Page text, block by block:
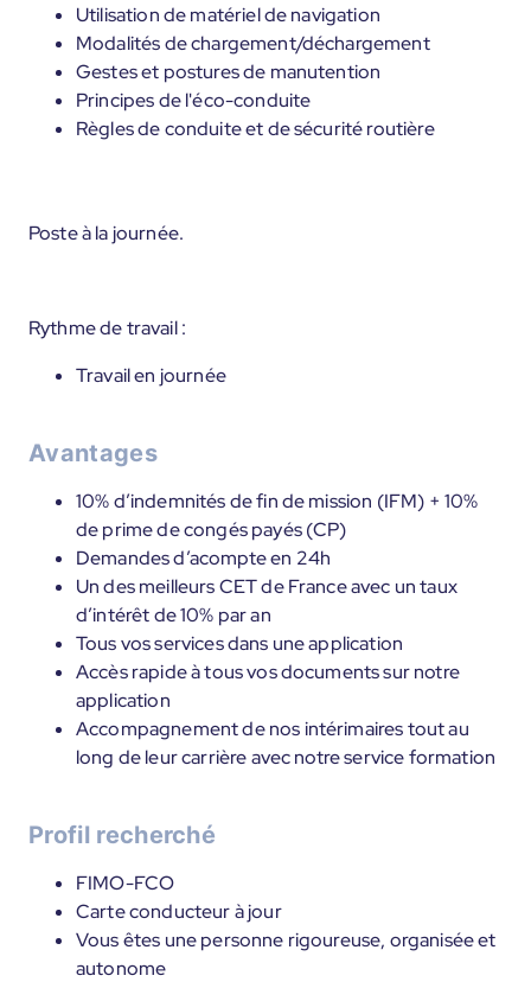
Utilisation de matériel de navigation
Modalités de chargement/déchargement
Gestes et postures de manutention
Principes de l'éco-conduite
Règles de conduite et de sécurité routière
Poste à la journée.
Rythme de travail :
Travail en journée
Avantages
10% d’indemnités de fin de mission (IFM) + 10%
de prime de congés payés (CP)
Demandes d’acompte en 24h
Un des meilleurs CET de France avec un taux
d’intérêt de 10% par an
Tous vos services dans une application
Accès rapide à tous vos documents sur notre
application
Accompagnement de nos intérimaires tout au
long de leur carrière avec notre service formation
Profil recherché
FIMO-FCO
Carte conducteur à jour
Vous êtes une personne rigoureuse, organisée et
autonome